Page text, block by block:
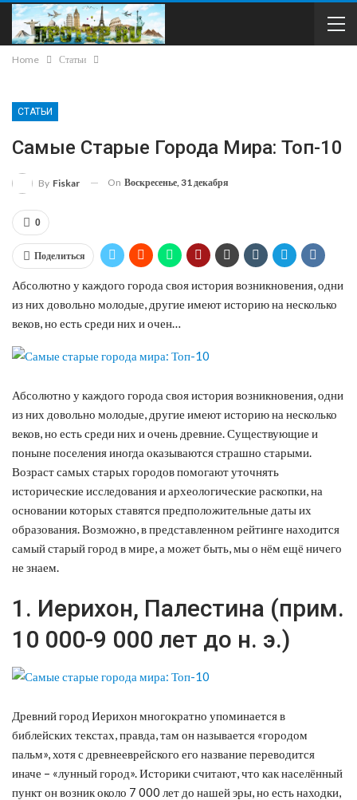
Home Статьи
СТАТЬИ
Самые Старые Города Мира: Топ-10
By Fiskar On Воскресенье, 31 декабря
0
Поделиться
Абсолютно у каждого города своя история возникновения, одни
из них довольно молодые, другие имеют историю на несколько
веков, но есть среди них и очен…
Абсолютно у каждого города своя история возникновения, одни
из них довольно молодые, другие имеют историю на несколько
веков, но есть среди них и очень древние. Существующие и
поныне поселения иногда оказываются страшно старыми.
Возраст самых старых городов помогают уточнять
исторические исследования и археологические раскопки, на
основании которых ставятся предположительные даты их
образования. Возможно, в представленном рейтинге находится
самый старый город в мире, а может быть, мы о нём ещё ничего
не знаем.
1. Иерихон, Палестина (прим.
10 000-9 000 лет до н. э.)
Древний город Иерихон многократно упоминается в
библейских текстах, правда, там он называется «городом
пальм», хотя с древнееврейского его название переводится
иначе – «лунный город». Историки считают, что как населённый
пункт он возник около 7 000 лет до нашей эры, но есть находки,